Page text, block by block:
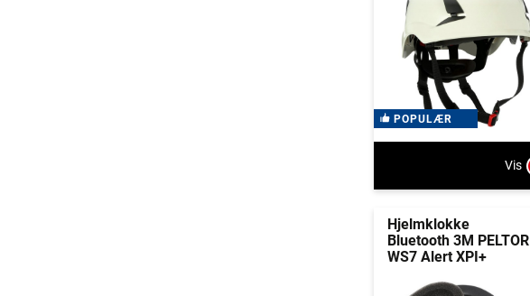
POPULÆR
Vis
Hjelmklokke
Bluetooth 3M PELTOR
WS7 Alert XPI+